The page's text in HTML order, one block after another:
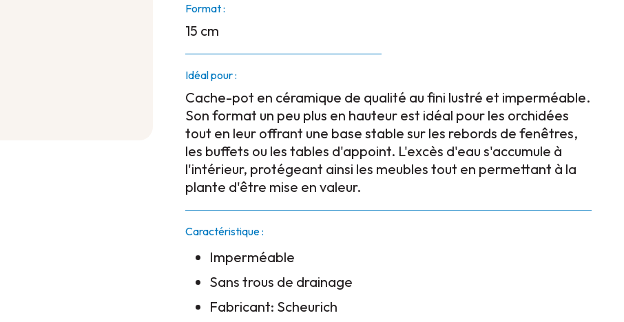
Format :
15 cm
Idéal pour :
Cache-pot en céramique de qualité au fini lustré et imperméable.
Son format un peu plus en hauteur est idéal pour les orchidées
tout en leur offrant une base stable sur les rebords de fenêtres,
les buffets ou les tables d'appoint. L'excès d'eau s'accumule à
l'intérieur, protégeant ainsi les meubles tout en permettant à la
plante d'être mise en valeur.
Caractéristique :
Imperméable
Sans trous de drainage
Fabricant: Scheurich